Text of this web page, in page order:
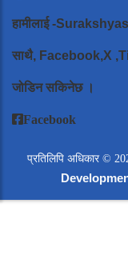
हामीलाई-
साथै, Facebook,X
जोडिन सकिनेछ ।
Facebook
प्रतिलिपि अधिकार ©